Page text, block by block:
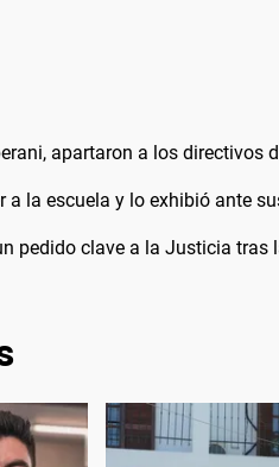
apartaron a los directivos
a la escuela y lo exhibió ante
pedido clave a la Justicia tras